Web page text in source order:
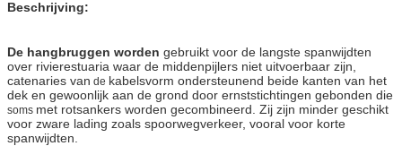
Beschrijving:
De hangbruggen worden gebruikt voor de langste spanwijdten
over rivierestuaria waar de middenpijlers niet uitvoerbaar zijn,
catenaries van de kabelsvorm ondersteunend beide kanten van het
dek en gewoonlijk aan de grond door ernststichtingen gebonden die
soms met rotsankers worden gecombineerd. Zij zijn minder geschikt
voor zware lading zoals spoorwegverkeer, vooral voor korte
spanwijdten.